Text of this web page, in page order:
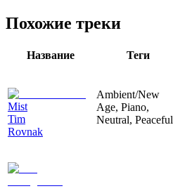
Похожие треки
Название Теги
Mist
Tim
Rovnak
Ambient/New
Age, Piano,
Neutral, Peaceful